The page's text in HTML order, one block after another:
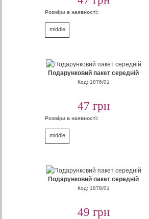
Розміри в наявності:
middle
Подарунковий пакет середній
Код: 1876/01
47 грн
Розміри в наявності:
middle
Подарунковий пакет середній
Код: 1878/01
49 грн